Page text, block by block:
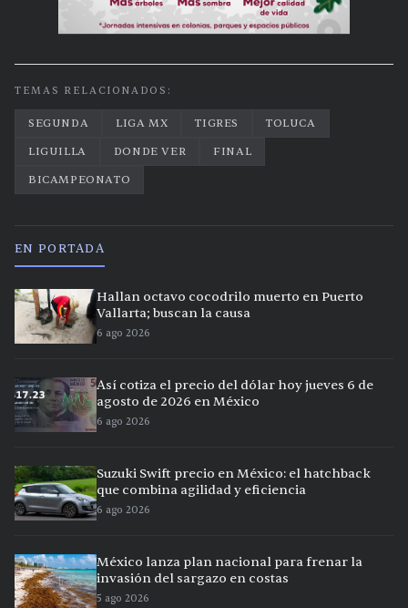
TEMAS RELACIONADOS:
SEGUNDA LIGA MX TIGRES
TOLUCA
LIGUILLA
DONDE VER
FINAL
BICAMPEONATO
EN PORTADA
Hallan octavo cocodrilo muerto en Puerto
Vallarta; buscan la causa
6 ago 2026
Así cotiza el precio del dólar hoy jueves 6 de
agosto de 2026 en México
6 ago 2026
Suzuki Swift precio en México: el hatchback
que combina agilidad y eficiencia
6 ago 2026
México lanza plan nacional para frenar la
invasión del sargazo en costas
5 ago 2026